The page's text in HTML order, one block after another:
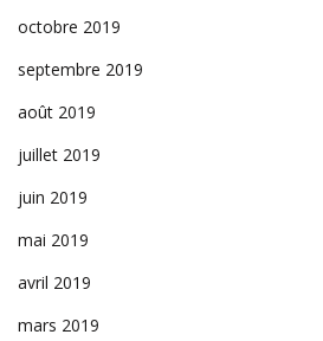
octobre 2019
septembre 2019
août 2019
juillet 2019
juin 2019
mai 2019
avril 2019
mars 2019